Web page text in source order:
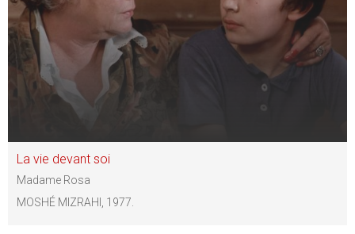
La vie devant soi
Madame Rosa
MOSHÉ MIZRAHI, 1977.